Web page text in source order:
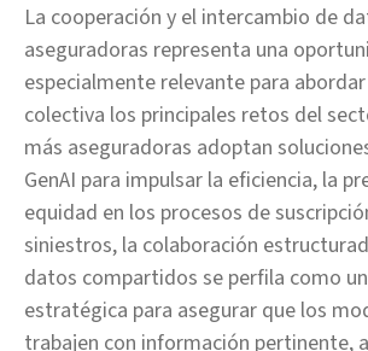
La cooperación y el intercambio de
aseguradoras representa una
especialmente relevante para
colectiva los principales retos del
más aseguradoras adoptan
GenAI para impulsar la eficiencia, la
equidad en los procesos de
siniestros, la colaboración
datos compartidos se perfila como
estratégica para asegurar que los
trabajen con información pertinente,